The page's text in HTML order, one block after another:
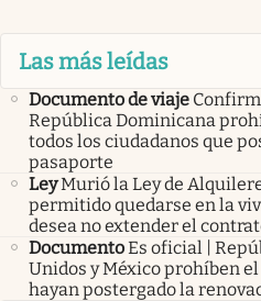
Las más leídas
Documento de viaje
República Dominicana
todos los ciudadanos que
pasaporte
LeyMurió la Ley de
permitido quedarse en la
desea no extender el
DocumentoEs oficial |
Unidos y México prohíben
hayan postergado la